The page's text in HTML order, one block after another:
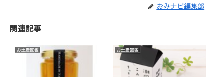
おみナビ編集部
関連記事
お土産図鑑 お土産図鑑